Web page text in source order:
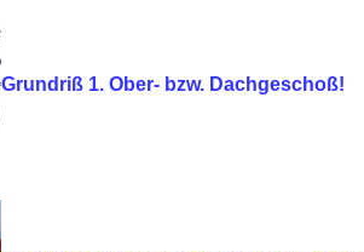
Grundriß 1. Ober- bzw. Dachgeschoß!